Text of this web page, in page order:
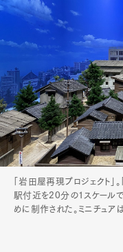
「岩田屋再現プロジェクト
駅付近を20分の1スケール
めに制作された。ミニチュア